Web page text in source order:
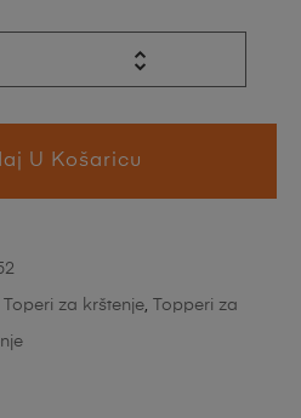
U Košaricu
Toperi za krštenje Topperi za